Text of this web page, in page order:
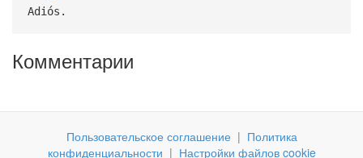
Adiós.
Комментарии
Пользовательское соглашение | Политика
конфиденциальности | Настройки файлов cookie